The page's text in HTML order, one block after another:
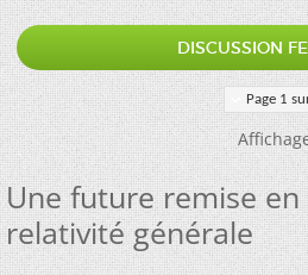
DISCUSSION
Page 1
Une future remise
relativité générale